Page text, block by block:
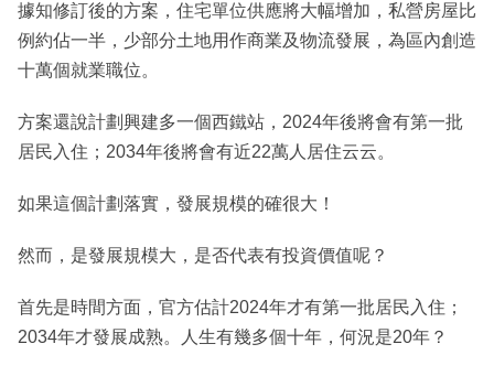
據知修訂後的方案，住宅單位供應將大幅增加，私營房屋比
例約佔一半，少部分土地用作商業及物流發展，為區內創造
十萬個就業職位。
方案還說計劃興建多一個西鐵站，2024年後將會有第一批
居民入住；2034年後將會有近22萬人居住云云。
如果這個計劃落實，發展規模的確很大！
然而，是發展規模大，是否代表有投資價值呢？
首先是時間方面，官方估計2024年才有第一批居民入住；
2034年才發展成熟。人生有幾多個十年，何況是20年？